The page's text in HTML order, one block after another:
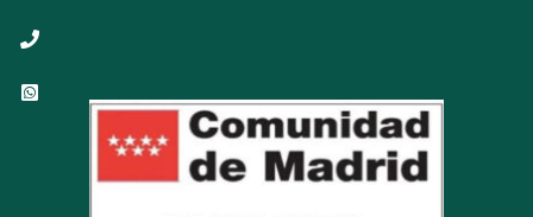
Button
Button